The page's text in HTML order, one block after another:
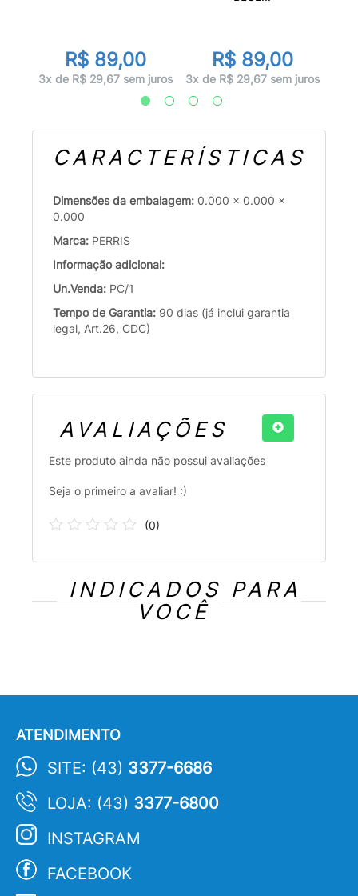
R$ 89,00
3x de R$ 29,67 sem juros
R$ 89,00
3x de R$ 29,67 sem juros
CARACTERÍSTICAS
Dimensões da embalagem: 0.000 x 0.000 x
0.000
Marca: PERRIS
Informação adicional:
Un.Venda: PC/1
Tempo de Garantia: 90 dias (já inclui garantia
legal, Art.26, CDC)
AVALIAÇÕES
Este produto ainda não possui avaliações
Seja o primeiro a avaliar! :)
(0)
INDICADOS PARA
VOCÊ
ATENDIMENTO
SITE: (43) 3377-6686
LOJA: (43) 3377-6800
INSTAGRAM
FACEBOOK